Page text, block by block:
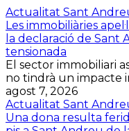
Actualitat Sant
Les immobiliàries
la declaració de Sant
tensionada
El sector immobiliari
no tindrà un impacte
agost 7, 2026
Actualitat Sant
Una dona resulta